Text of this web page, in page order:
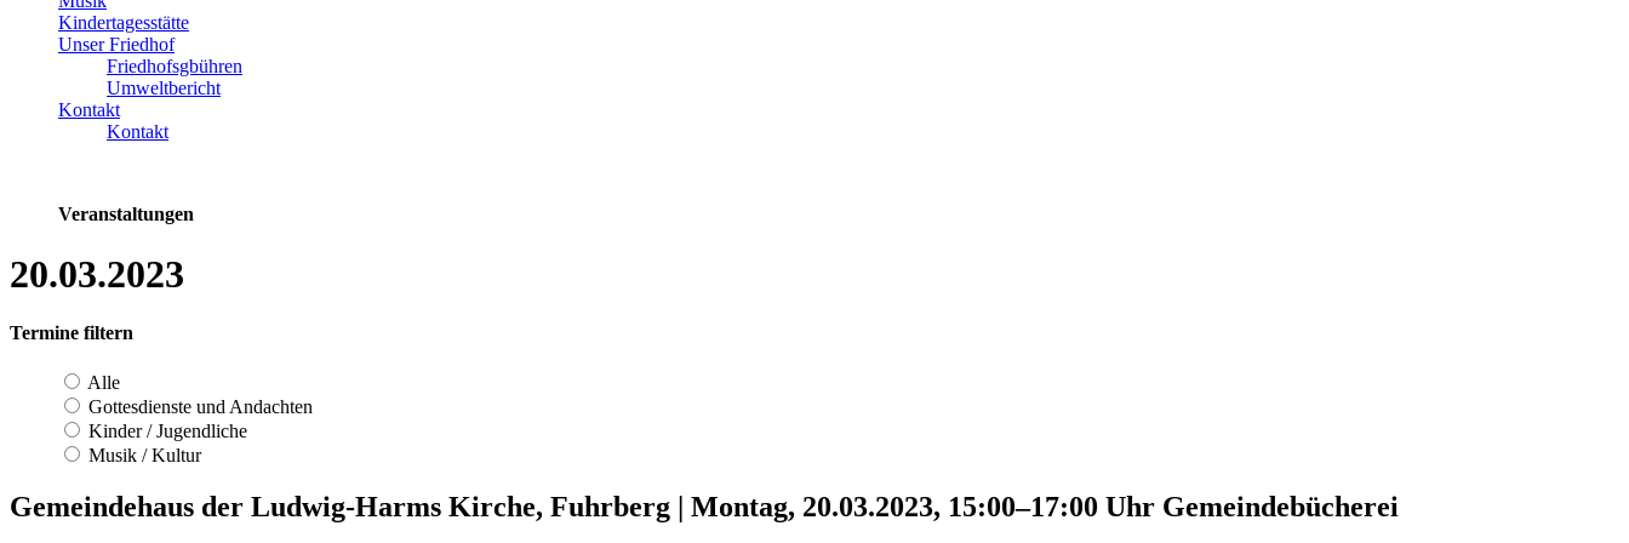
Kindertagesstätte
Unser Friedhof
Friedhofsgbühren
Umweltbericht
Kontakt
Kontakt
Veranstaltungen
20.03.2023
Termine filtern
Alle
Gottesdienste und Andachten
Kinder / Jugendliche
Musik / Kultur
Gemeindehaus der Ludwig-Harms Kirche, Fuhrberg Montag, 20.03.2023, 15:00–17:00 Uhr Gemeindebücherei